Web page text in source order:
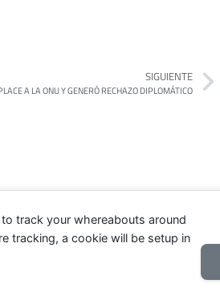
SIGUIENTE
A LA ONU Y GENERÓ RECHAZO DIPLOMÁTICO
track your whereabouts around
tracking, a cookie will be setup in